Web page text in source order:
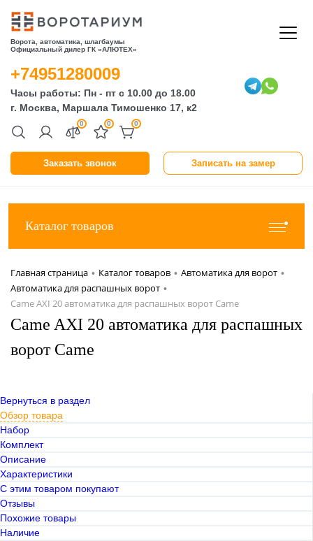
Ворота, автоматика, шлагбаумы
Официальный дилер ГК «АЛЮТЕХ»
Заказать звонок Записать на замер
0 0 0
+74951280009
Часы работы: Пн - пт с 10.00 до 18.00
г. Москва, Маршала Тимошенко 17, к2
Каталог товаров
Главная страница • Каталог товаров • Автоматика для ворот •
Автоматика для распашных ворот •
Came AXI 20 автоматика для распашных ворот Came
Came AXI 20 автоматика для распашных
ворот Came
Вернуться в раздел
Обзор товара
Набор
Комплект
Описание
Характеристики
С этим товаром покупают
Отзывы
Похожие товары
Наличие